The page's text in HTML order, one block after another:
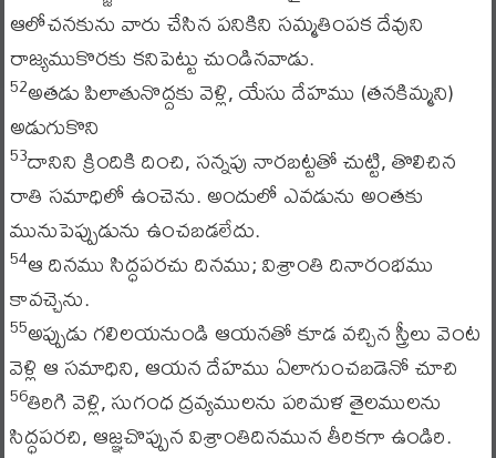
ఆలోచనకును వారు చేసిన పనికిని సమ్మతింపక దేవుని
రాజ్యముకొరకు కనిపెట్టు చుండినవాడు.
52అతడు పిలాతునొద్దకు వెళ్లి, యేసు దేహము (తనకిమ్మని)
అడుగుకొని
53దానిని క్రిందికి దించి, సన్నపు నారబట్టతో చుట్టి, తొలిచిన
రాతి సమాధిలో ఉంచెను. అందులో ఎవడును అంతకు
మునుపెప్పుడును ఉంచబడలేదు.
54ఆ దినము సిద్ధపరచు దినము; విశ్రాంతి దినారంభము
కావచ్చెను.
55అప్పుడు గలిలయనుండి ఆయనతో కూడ వచ్చిన స్త్రీలు వెంట
వెళ్లి ఆ సమాధిని, ఆయన దేహము ఏలాగుంచబడెనో చూచి
56తిరిగి వెళ్లి, సుగంధ ద్రవ్యములను పరిమళ తైలములను
సిద్ధపరచి, ఆజ్ఞచొప్పున విశ్రాంతిదినమున తీరికగా ఉండిరి.